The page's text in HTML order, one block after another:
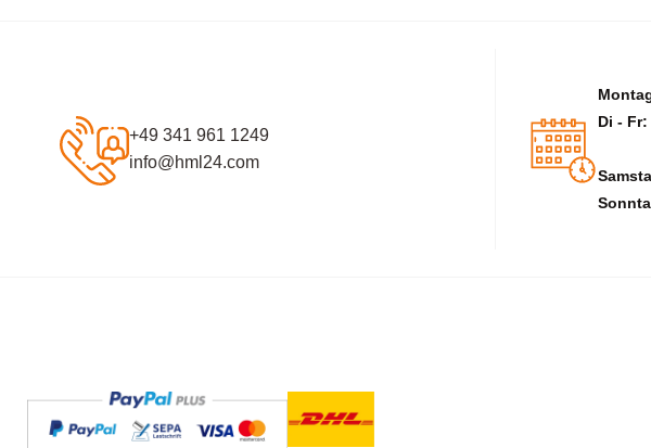
+49 341 961 1249
info@hml24.com
Di - Fr: